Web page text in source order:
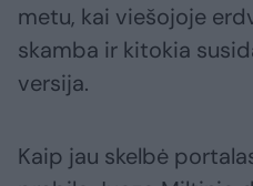
metu, kai viešojoje
skamba ir kitokia
versija.
Kaip jau skelbė